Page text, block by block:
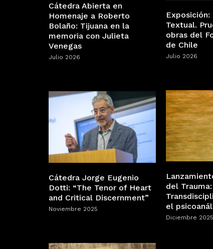
Cátedra Abierta en
Homenaje a Roberto
Bolaño: Tijuana en la
memoria con Julieta
Venegas
Julio 2026
Textual.
obras del
de Chile
Julio 2026
del
el
Diciembre 2025
Cátedra Jorge Eugenio
Dotti: “The Tenor of Heart
and Critical Discernment”
Noviembre 2025